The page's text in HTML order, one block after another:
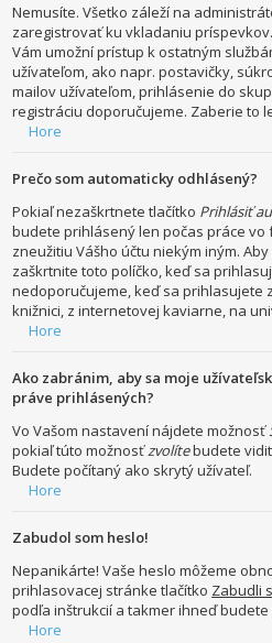
Nemusíte. Všetko záleží na
zaregistrovať ku vkladaniu
Vám umožní prístup k ostatným
užívateľom, ako napr. postavičky,
mailov užívateľom, prihlásenie do
registráciu doporučujeme. Zaberie to
Hore
Prečo som automaticky odhlásený?
Pokiaľ nezaškrtnete tlačítko Prihlásiť
budete prihlásený len počas práce vo
zneužitiu Vášho účtu niekým iným.
zaškrtnite toto políčko, keď sa
nedoporučujeme, keď sa prihlasujete
knižnici, z internetovej kaviarne, na
Hore
Ako zabránim, aby sa moje
práve prihlásených?
Vo Vašom nastavení nájdete možnosť
pokiaľ túto možnosťzvolítebudete
Budete počítaný ako skrytý užívateľ.
Hore
Zabudol som heslo!
Nepanikárte! Vaše heslo môžeme
prihlasovacej stránke tlačítko Zabudli
podľa inštrukcií a takmer ihneď
Hore